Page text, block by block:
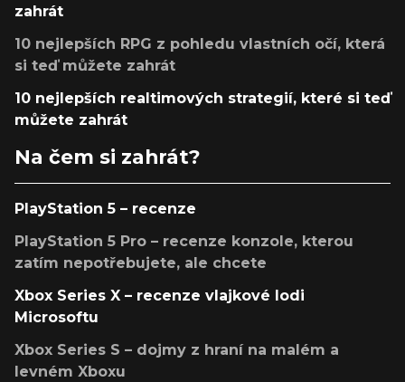
zahrát
10 nejlepších RPG z pohledu vlastních očí, která
si teď můžete zahrát
10 nejlepších realtimových strategií, které si teď
můžete zahrát
Na čem si zahrát?
PlayStation 5 – recenze
PlayStation 5 Pro – recenze konzole, kterou
zatím nepotřebujete, ale chcete
Xbox Series X – recenze vlajkové lodi
Microsoftu
Xbox Series S – dojmy z hraní na malém a
levném Xboxu